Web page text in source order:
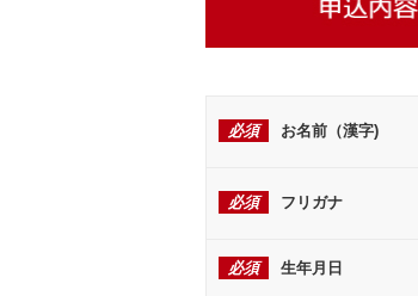
必須 お名前（漢字)
必須 フリガナ
必須 生年月日